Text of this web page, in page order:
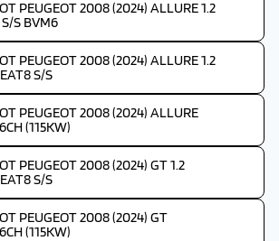
PEUGEOT 2008 (2024) ALLURE 1.2
S BVM6
PEUGEOT 2008 (2024) ALLURE 1.2
S/S
PEUGEOT 2008 (2024) ALLURE
(115KW)
PEUGEOT 2008 (2024) GT 1.2
S/S
PEUGEOT 2008 (2024) GT
(115KW)